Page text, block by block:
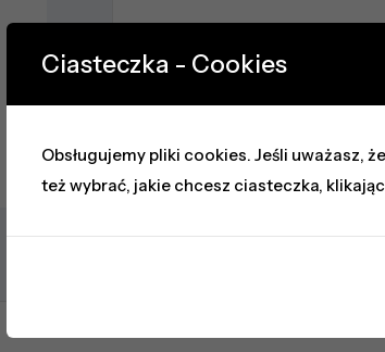
Ciasteczka - Cookies
Obsługujemy pliki cookies. Jeśli uważasz,
też wybrać, jakie chcesz ciasteczka,